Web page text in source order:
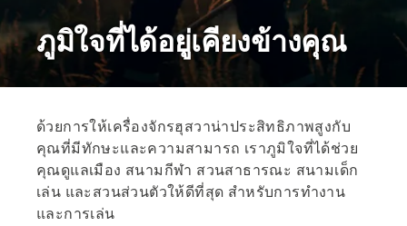
ภูมิใจที่ได้อยู่เคียงข้างคุณ
ด้วยการให้เครื่องจักรฮุสวาน่าประสิทธิภาพสูงกับ
คุณที่มีทักษะและความสามารถ เราภูมิใจที่ได้ช่วย
คุณดูแลเมือง สนามกีฬา สวนสาธารณะ สนามเด็ก
เล่น และสวนส่วนตัวให้ดีที่สุด สำหรับการทำงาน
และการเล่น